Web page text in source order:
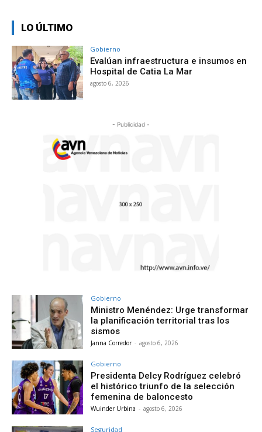
LO ÚLTIMO
Gobierno
Evalúan infraestructura e insumos en
Hospital de Catia La Mar
agosto 6, 2026
- Publicidad -
Gobierno
Ministro Menéndez: Urge transformar
la planificación territorial tras los
sismos
Janna Corredor - agosto 6, 2026
Gobierno
Presidenta Delcy Rodríguez celebró
el histórico triunfo de la selección
femenina de baloncesto
Wuinder Urbina - agosto 6, 2026
Seguridad